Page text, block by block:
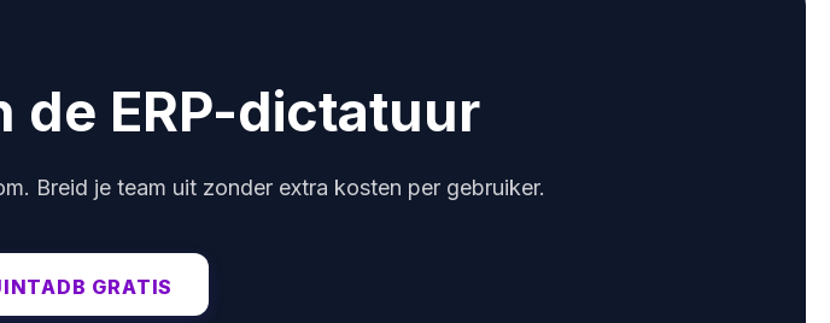
de ERP-dictatuur
Breid je team uit zonder extra kosten per gebruiker.
GRATIS